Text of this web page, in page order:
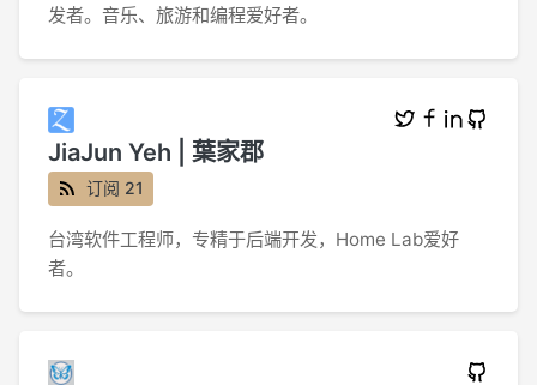
发者。音乐、旅游和编程爱好者。
JiaJun Yeh | 葉家郡
订阅 21
台湾软件工程师，专精于后端开发，Home Lab爱好
者。